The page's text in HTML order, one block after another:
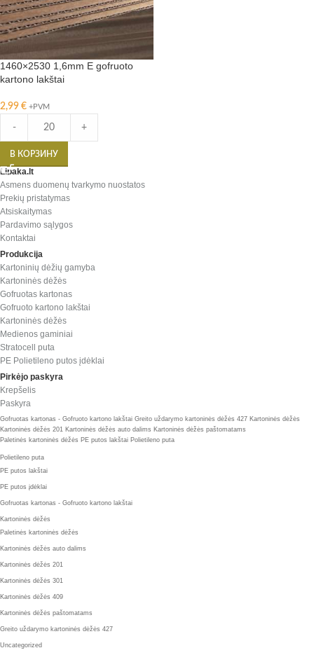
1460×2530 1,6mm E gofruoto
kartono lakštai
2,99 € +PVM
- +
В КОРЗИНУ
Lipaka.lt
Asmens duomenų tvarkymo nuostatos
Prekių pristatymas
Atsiskaitymas
Pardavimo sąlygos
Kontaktai
Produkcija
Kartoninių dėžių gamyba
Kartoninės dėžės
Gofruotas kartonas
Gofruoto kartono lakštai
Kartoninės dėžės
Medienos gaminiai
Stratocell puta
PE Polietileno putos įdėklai
Pirkėjo paskyra
Krepšelis
Paskyra
Gofruotas kartonas - Gofruoto kartono lakštai Greito uždarymo kartoninės dėžės 427 Kartoninės dėžės
Kartoninės dėžės 201 Kartoninės dėžės auto dalims Kartoninės dėžės paštomatams
Paletinės kartoninės dėžės PE putos lakštai Polietileno puta
Polietileno puta
PE putos lakštai
PE putos įdėklai
Gofruotas kartonas - Gofruoto kartono lakštai
Kartoninės dėžės
Paletinės kartoninės dėžės
Kartoninės dėžės auto dalims
Kartoninės dėžės 201
Kartoninės dėžės 301
Kartoninės dėžės 409
Kartoninės dėžės paštomatams
Greito uždarymo kartoninės dėžės 427
Uncategorized